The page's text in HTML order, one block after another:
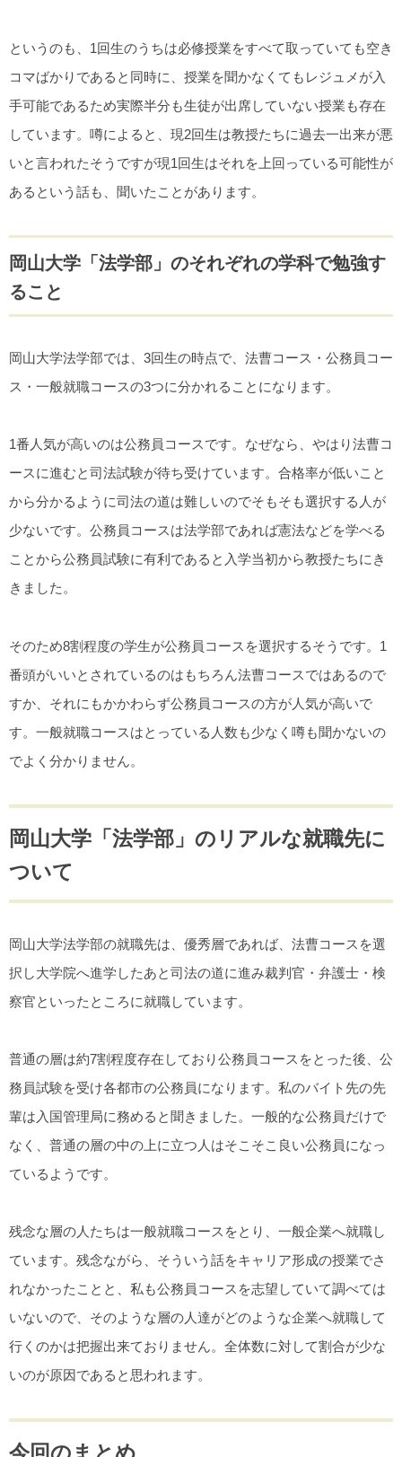
というのも、1回生のうちは必修授業をすべて取っていても空き
コマばかりであると同時に、授業を聞かなくてもレジュメが入
手可能であるため実際半分も生徒が出席していない授業も存在
しています。噂によると、現2回生は教授たちに過去一出来が悪
いと言われたそうですが現1回生はそれを上回っている可能性が
あるという話も、聞いたことがあります。
岡山大学「法学部」のそれぞれの学科で勉強す
ること
岡山大学法学部では、3回生の時点で、法曹コース・公務員コー
ス・一般就職コースの3つに分かれることになります。
1番人気が高いのは公務員コースです。なぜなら、やはり法曹コ
ースに進むと司法試験が待ち受けています。合格率が低いこと
から分かるように司法の道は難しいのでそもそも選択する人が
少ないです。公務員コースは法学部であれば憲法などを学べる
ことから公務員試験に有利であると入学当初から教授たちにき
きました。
そのため8割程度の学生が公務員コースを選択するそうです。1
番頭がいいとされているのはもちろん法曹コースではあるので
すか、それにもかかわらず公務員コースの方が人気が高いで
す。一般就職コースはとっている人数も少なく噂も聞かないの
でよく分かりません。
岡山大学「法学部」のリアルな就職先に
ついて
岡山大学法学部の就職先は、優秀層であれば、法曹コースを選
択し大学院へ進学したあと司法の道に進み裁判官・弁護士・検
察官といったところに就職しています。
普通の層は約7割程度存在しており公務員コースをとった後、公
務員試験を受け各都市の公務員になります。私のバイト先の先
輩は入国管理局に務めると聞きました。一般的な公務員だけで
なく、普通の層の中の上に立つ人はそこそこ良い公務員になっ
ているようです。
残念な層の人たちは一般就職コースをとり、一般企業へ就職し
ています。残念ながら、そういう話をキャリア形成の授業でさ
れなかったことと、私も公務員コースを志望していて調べては
いないので、そのような層の人達がどのような企業へ就職して
行くのかは把握出来ておりません。全体数に対して割合が少な
いのが原因であると思われます。